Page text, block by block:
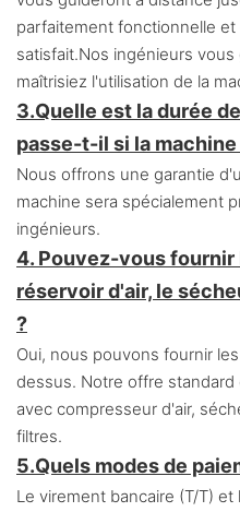
parfaitement fonctionnelle
satisfait.Nos ingénieurs
maîtrisiez l'utilisation de la
3.Quelle est la durée
passe-t-il si la
Nous offrons une garantie
machine sera spécialement
ingénieurs.
4. Pouvez-vous fournir
réservoir d'air, le
?
Oui, nous pouvons fournir
dessus. Notre offre
avec compresseur d'air,
filtres.
5.Quels modes de
Le virement bancaire (T/T)